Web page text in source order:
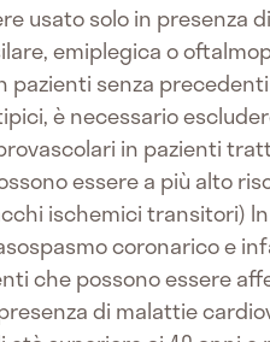
usato solo in presenza
emiplegica o
pazienti senza
è necessario
in pazienti
essere a più alto
ischemici transitori)
coronarico e
che possono essere
di malattie